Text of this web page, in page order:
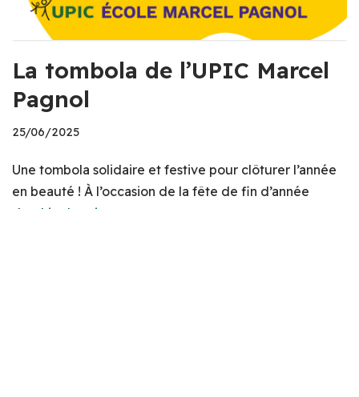
La tombola de l’UPIC Marcel
Pagnol
25/06/2025
Une tombola solidaire et festive pour clôturer l’année
en beauté ! À l’occasion de la fête de fin d’année
de… Lire la suite »